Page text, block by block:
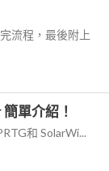
流程，最後附上
單介紹！
和 SolarWi...